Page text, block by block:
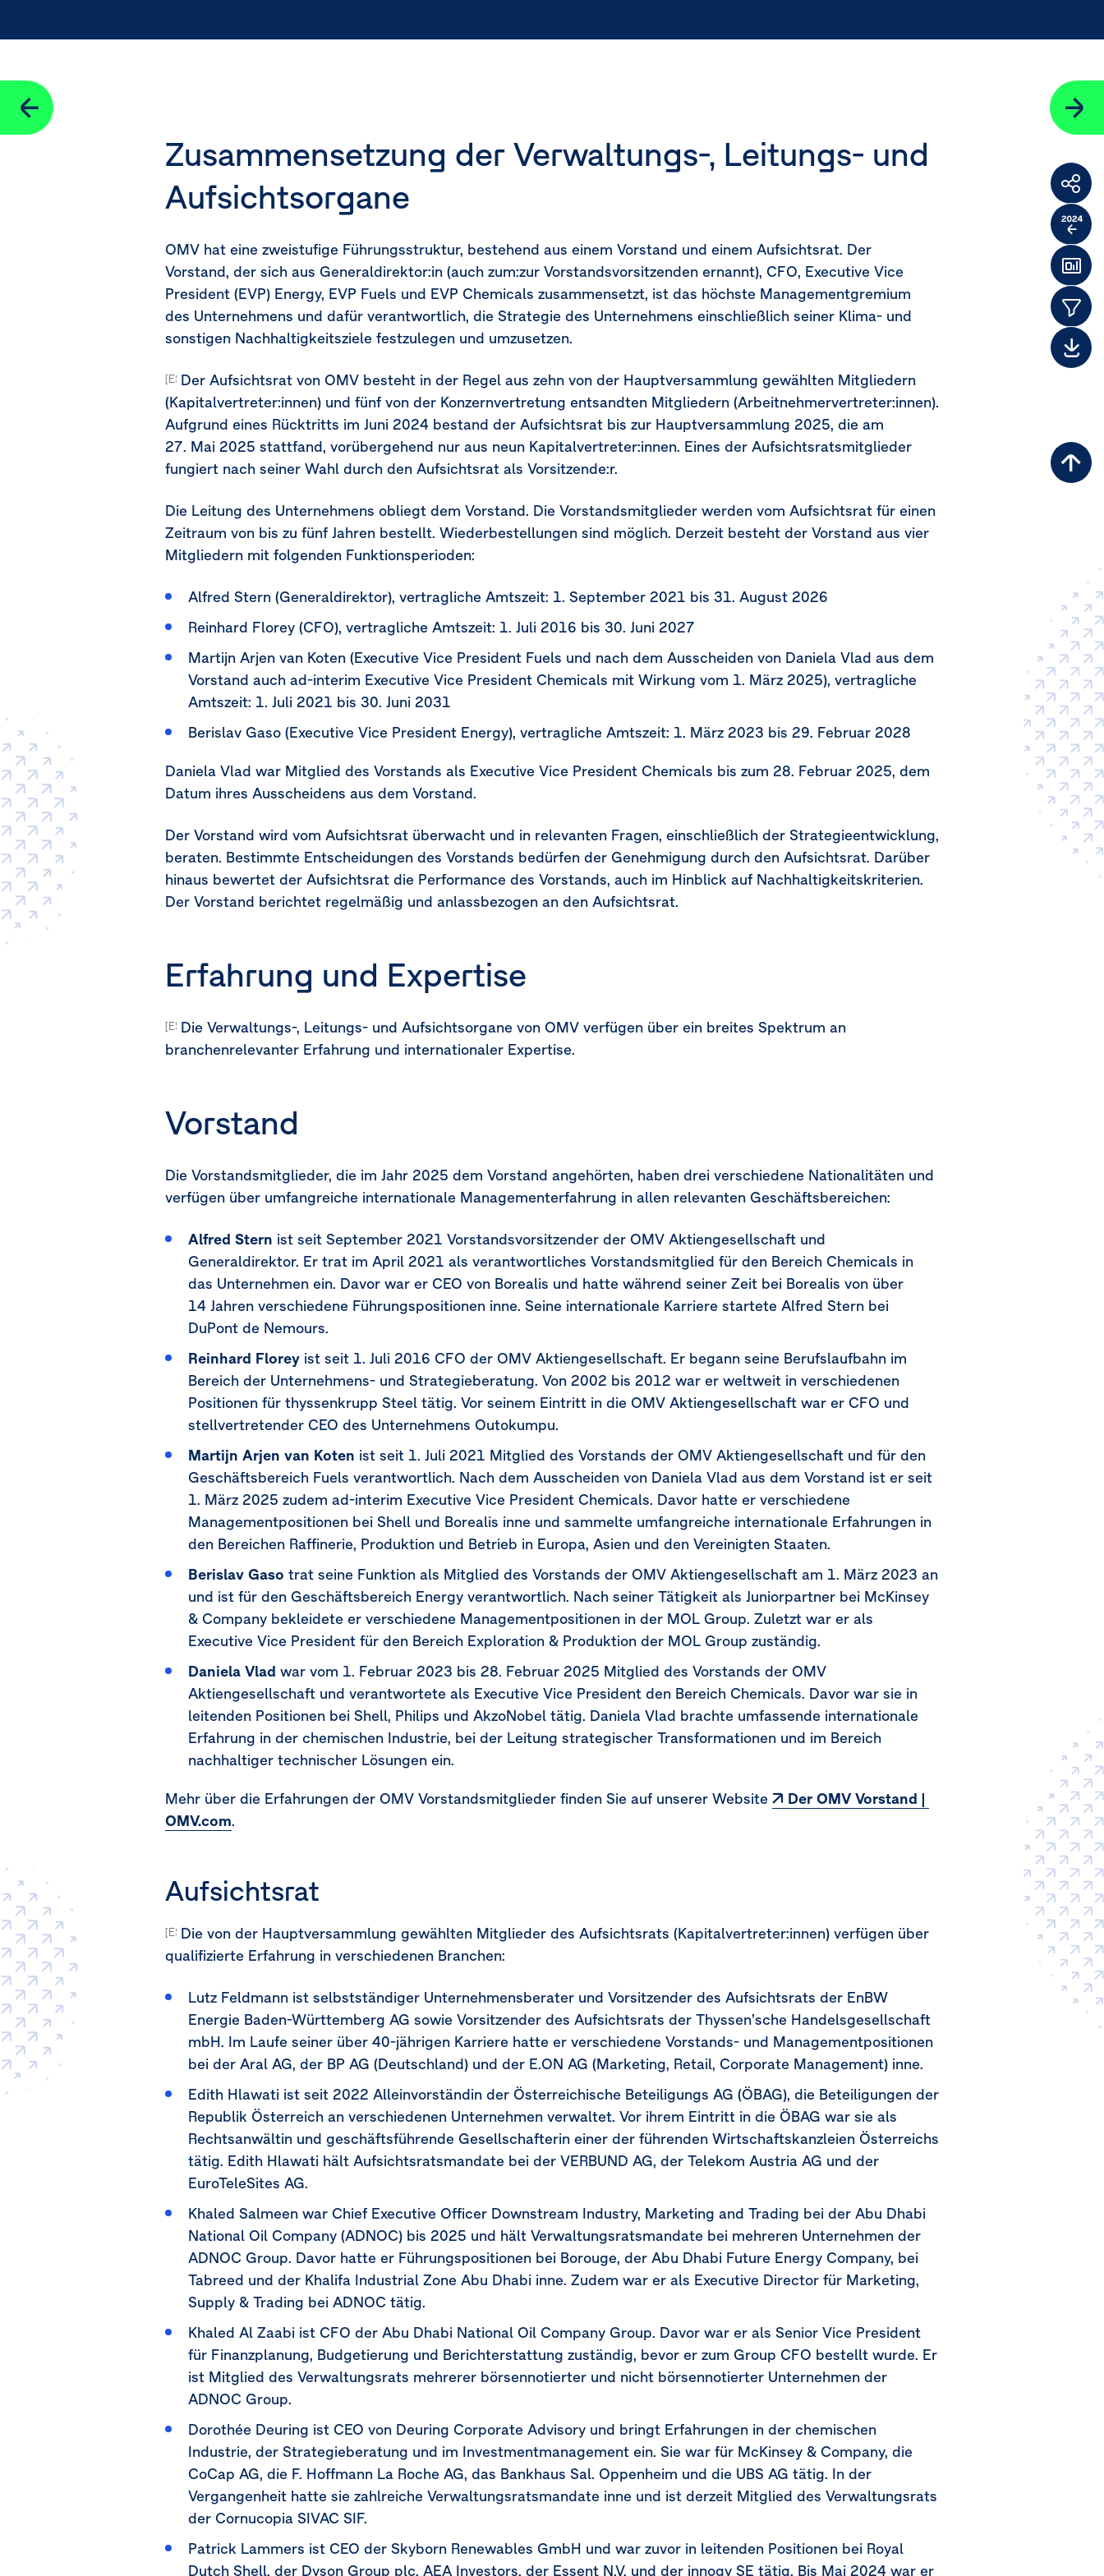
Wesentliche Auswirkungen, Risiken und Chancen
Übergeordnete Konzepte
ESRS Index und Datenpunkte aus anderen EU-Rechtsvorschriften
Seitennavigation
Zusammensetzung der Verwaltungs-, Leitungs- und
Aufsichtsorgane
OMV hat eine zweistufige Führungsstruktur, bestehend aus einem Vorstand und einem Aufsichtsrat. Der
Vorstand, der sich aus Generaldirektor:in (auch zum:zur Vorstandsvorsitzenden ernannt), CFO, Executive Vice
President (EVP) Energy, EVP Fuels und EVP Chemicals zusammensetzt, ist das höchste Managementgremium
des Unternehmens und dafür verantwortlich, die Strategie des Unternehmens einschließlich seiner Klima- und
sonstigen Nachhaltigkeitsziele festzulegen und umzusetzen.
[ESRS-2-GOV-1.21a-1.21b]
Der Aufsichtsrat von OMV besteht in der Regel aus zehn von der Hauptversammlung gewählten Mitgliedern
(Kapitalvertreter:innen) und fünf von der Konzernvertretung entsandten Mitgliedern (Arbeitnehmervertreter:innen).
Aufgrund eines Rücktritts im Juni 2024 bestand der Aufsichtsrat bis zur Hauptversammlung 2025, die am
27. Mai 2025 stattfand, vorübergehend nur aus neun Kapitalvertreter:innen. Eines der Aufsichtsratsmitglieder
fungiert nach seiner Wahl durch den Aufsichtsrat als Vorsitzende:r.
Die Leitung des Unternehmens obliegt dem Vorstand. Die Vorstandsmitglieder werden vom Aufsichtsrat für einen
Zeitraum von bis zu fünf Jahren bestellt. Wiederbestellungen sind möglich. Derzeit besteht der Vorstand aus vier
Mitgliedern mit folgenden Funktionsperioden:
Alfred Stern (Generaldirektor), vertragliche Amtszeit: 1. September 2021 bis 31. August 2026
Reinhard Florey (CFO), vertragliche Amtszeit: 1. Juli 2016 bis 30. Juni 2027
Martijn Arjen van Koten (Executive Vice President Fuels und nach dem Ausscheiden von Daniela Vlad aus dem
Vorstand auch ad-interim Executive Vice President Chemicals mit Wirkung vom 1. März 2025), vertragliche
Amtszeit: 1. Juli 2021 bis 30. Juni 2031
Berislav Gaso (Executive Vice President Energy), vertragliche Amtszeit: 1. März 2023 bis 29. Februar 2028
Daniela Vlad war Mitglied des Vorstands als Executive Vice President Chemicals bis zum 28. Februar 2025, dem
Datum ihres Ausscheidens aus dem Vorstand.
Der Vorstand wird vom Aufsichtsrat überwacht und in relevanten Fragen, einschließlich der Strategieentwicklung,
beraten. Bestimmte Entscheidungen des Vorstands bedürfen der Genehmigung durch den Aufsichtsrat. Darüber
hinaus bewertet der Aufsichtsrat die Performance des Vorstands, auch im Hinblick auf Nachhaltigkeitskriterien.
Der Vorstand berichtet regelmäßig und anlassbezogen an den Aufsichtsrat.
Erfahrung und Expertise
[ESRS-2-GOV-1.21c]
Die Verwaltungs-, Leitungs- und Aufsichtsorgane von OMV verfügen über ein breites Spektrum an
branchenrelevanter Erfahrung und internationaler Expertise.
Vorstand
Die Vorstandsmitglieder, die im Jahr 2025 dem Vorstand angehörten, haben drei verschiedene Nationalitäten und
verfügen über umfangreiche internationale Managementerfahrung in allen relevanten Geschäftsbereichen:
Alfred Stern ist seit September 2021 Vorstandsvorsitzender der OMV Aktiengesellschaft und
Generaldirektor. Er trat im April 2021 als verantwortliches Vorstandsmitglied für den Bereich Chemicals in
das Unternehmen ein. Davor war er CEO von Borealis und hatte während seiner Zeit bei Borealis von über
14 Jahren verschiedene Führungspositionen inne. Seine internationale Karriere startete Alfred Stern bei
DuPont de Nemours.
Reinhard Florey ist seit 1. Juli 2016 CFO der OMV Aktiengesellschaft. Er begann seine Berufslaufbahn im
Bereich der Unternehmens- und Strategieberatung. Von 2002 bis 2012 war er weltweit in verschiedenen
Positionen für thyssenkrupp Steel tätig. Vor seinem Eintritt in die OMV Aktiengesellschaft war er CFO und
stellvertretender CEO des Unternehmens Outokumpu.
Martijn Arjen van Koten ist seit 1. Juli 2021 Mitglied des Vorstands der OMV Aktiengesellschaft und für den
Geschäftsbereich Fuels verantwortlich. Nach dem Ausscheiden von Daniela Vlad aus dem Vorstand ist er seit
1. März 2025 zudem ad-interim Executive Vice President Chemicals. Davor hatte er verschiedene
Managementpositionen bei Shell und Borealis inne und sammelte umfangreiche internationale Erfahrungen in
den Bereichen Raffinerie, Produktion und Betrieb in Europa, Asien und den Vereinigten Staaten.
Berislav Gaso trat seine Funktion als Mitglied des Vorstands der OMV Aktiengesellschaft am 1. März 2023 an
und ist für den Geschäftsbereich Energy verantwortlich. Nach seiner Tätigkeit als Juniorpartner bei McKinsey
& Company bekleidete er verschiedene Managementpositionen in der MOL Group. Zuletzt war er als
Executive Vice President für den Bereich Exploration & Produktion der MOL Group zuständig.
Daniela Vlad war vom 1. Februar 2023 bis 28. Februar 2025 Mitglied des Vorstands der OMV
Aktiengesellschaft und verantwortete als Executive Vice President den Bereich Chemicals. Davor war sie in
leitenden Positionen bei Shell, Philips und AkzoNobel tätig. Daniela Vlad brachte umfassende internationale
Erfahrung in der chemischen Industrie, bei der Leitung strategischer Transformationen und im Bereich
nachhaltiger technischer Lösungen ein.
Mehr über die Erfahrungen der OMV Vorstandsmitglieder finden Sie auf unserer Website
Der OMV Vorstand |
OMV.com.
Aufsichtsrat
[ESRS-2-GOV-1.21c]
Die von der Hauptversammlung gewählten Mitglieder des Aufsichtsrats (Kapitalvertreter:innen) verfügen über
qualifizierte Erfahrung in verschiedenen Branchen:
Lutz Feldmann ist selbstständiger Unternehmensberater und Vorsitzender des Aufsichtsrats der EnBW
Energie Baden-Württemberg AG sowie Vorsitzender des Aufsichtsrats der Thyssen’sche Handelsgesellschaft
mbH. Im Laufe seiner über 40-jährigen Karriere hatte er verschiedene Vorstands- und Managementpositionen
bei der Aral AG, der BP AG (Deutschland) und der E.ON AG (Marketing, Retail, Corporate Management) inne.
Edith Hlawati ist seit 2022 Alleinvorständin der Österreichische Beteiligungs AG (ÖBAG), die Beteiligungen der
Republik Österreich an verschiedenen Unternehmen verwaltet. Vor ihrem Eintritt in die ÖBAG war sie als
Rechtsanwältin und geschäftsführende Gesellschafterin einer der führenden Wirtschaftskanzleien Österreichs
tätig. Edith Hlawati hält Aufsichtsratsmandate bei der VERBUND AG, der Telekom Austria AG und der
EuroTeleSites AG.
Khaled Salmeen war Chief Executive Officer Downstream Industry, Marketing and Trading bei der Abu Dhabi
National Oil Company (ADNOC) bis 2025 und hält Verwaltungsratsmandate bei mehreren Unternehmen der
ADNOC Group. Davor hatte er Führungspositionen bei Borouge, der Abu Dhabi Future Energy Company, bei
Tabreed und der Khalifa Industrial Zone Abu Dhabi inne. Zudem war er als Executive Director für Marketing,
Supply & Trading bei ADNOC tätig.
Khaled Al Zaabi ist CFO der Abu Dhabi National Oil Company Group. Davor war er als Senior Vice President
für Finanzplanung, Budgetierung und Berichterstattung zuständig, bevor er zum Group CFO bestellt wurde. Er
ist Mitglied des Verwaltungsrats mehrerer börsennotierter und nicht börsennotierter Unternehmen der
ADNOC Group.
Dorothée Deuring ist CEO von Deuring Corporate Advisory und bringt Erfahrungen in der chemischen
Industrie, der Strategieberatung und im Investmentmanagement ein. Sie war für McKinsey & Company, die
CoCap AG, die F. Hoffmann La Roche AG, das Bankhaus Sal. Oppenheim und die UBS AG tätig. In der
Vergangenheit hatte sie zahlreiche Verwaltungsratsmandate inne und ist derzeit Mitglied des Verwaltungsrats
der Cornucopia SIVAC SIF.
Patrick Lammers ist CEO der Skyborn Renewables GmbH und war zuvor in leitenden Positionen bei Royal
Dutch Shell, der Dyson Group plc, AEA Investors, der Essent N.V. und der innogy SE tätig. Bis Mai 2024 war er
zum